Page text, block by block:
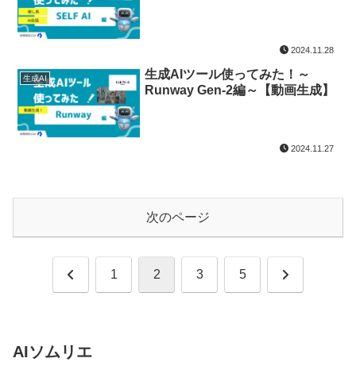
2024.11.28
生成AI
生成AIツール使ってみた！～
Runway Gen-2編～【動画生成】
2024.11.27
次のページ
前 1 2 3 5 次
AIソムリエ